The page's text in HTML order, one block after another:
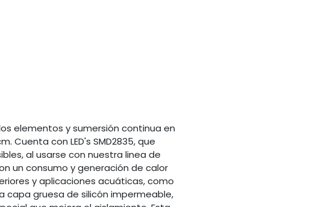
elementos y sumersión continua en
Cuenta con LED's SMD2835, que
al usarse con nuestra linea de
un consumo y generación de calor
y aplicaciones acuáticas, como
capa gruesa de silicón impermeable,